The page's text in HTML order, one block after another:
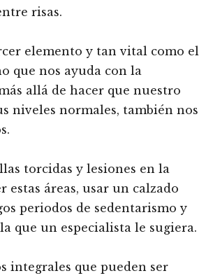
risas.
elemento y tan vital como el
que nos ayuda con la
allá de hacer que nuestro
niveles normales, también nos
torcidas y lesiones en la
áreas, usar un calzado
periodos de sedentarismo y
que un especialista le sugiera.
integrales que pueden ser